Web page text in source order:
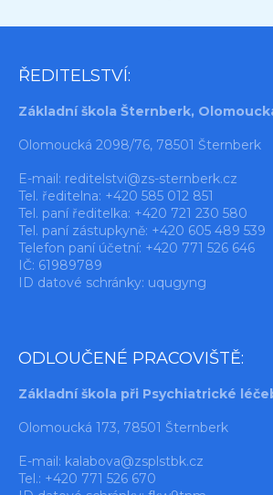
ŘEDITELSTVÍ:
Základní škola Šternberk,
Olomoucká 2098/76, 78501 Šternberk
E-mail: reditelstvi@zs-sternberk.cz
Tel. ředitelna: +420 585 012 851
Tel. paní ředitelka: +420 721 230 580
Tel. paní zástupkyně: +420 605 489 539
Telefon paní účetní: +420 771 526 646
IČ: 61989789
ID datové schránky: uqugyng
ODLOUČENÉ PRACOVIŠTĚ:
Základní škola při Psychiatrické
Olomoucká 173, 78501 Šternberk
E-mail: kalabova@zsplstbk.cz
Tel.: +420 771 526 670